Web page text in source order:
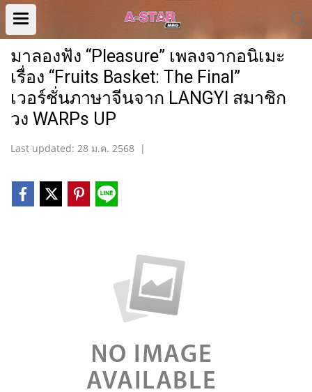
มาลองฟัง “Pleasure” เพลงจากอนิเมะ
เรื่อง “Fruits Basket: The Final”
เวอร์ชั่นภาษาจีนจาก LANGYI สมาชิก
วง WARPs UP
Last updated: 28 ม.ค. 2568 |